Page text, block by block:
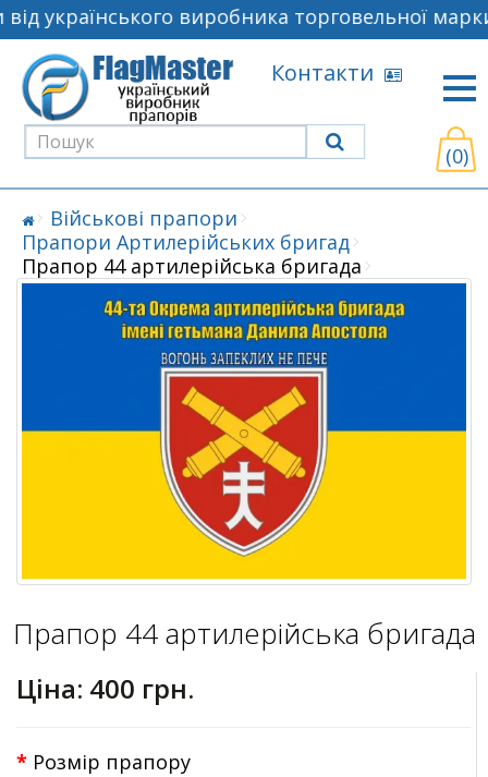
українського виробника торговельної
Контакти
(0)
Військові прапори
Прапори Артилерійських бригад
Прапор 44 артилерійська бригада
Прапор 44 артилерійська бригада
Ціна: 400 грн.
Розмір прапору